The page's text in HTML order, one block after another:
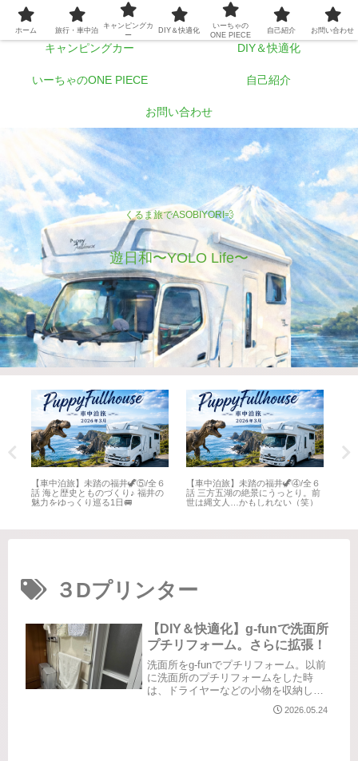
くるま旅でASOBIYORI💨
遊日和〜YOLO Life〜
ホーム 旅行・車中泊
キャンピングカー DIY＆快適化
いーちゃのONE PIECE 自己紹介
お問い合わせ
【車中泊旅】未踏の福井🦖⑤/全６
話 海と歴史とものづくり♪ 福井の
魅力をゆっくり巡る1日🚐
【車中泊旅】未踏の福井🦖④/全６
話 三方五湖の絶景にうっとり。前
世は縄文人…かもしれない（笑）
３Dプリンター
【DIY＆快適化】g-funで洗面所
プチリフォーム。さらに拡張！
洗面所をg-funでプチリフォーム。以前
に洗面所のプチリフォームをした時
は、ドライヤーなどの小物を収納した
くて、g-funと100均グッズを駆使して作
りました。でもバスタオルとバスマッ
2026.05.24
ホーム 旅行・車中泊
キャンピングカ
ー
DIY＆快適化
いーちゃの
ONE PIECE
自己紹介 お問い合わせ